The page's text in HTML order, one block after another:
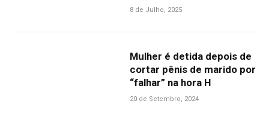
8 de Julho, 2025
Mulher é detida depois de
cortar pênis de marido por
“falhar” na hora H
20 de Setembro, 2024